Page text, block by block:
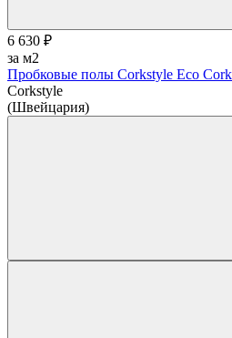
6 630 ₽
за м2
Пробковые полы Corkstyle Eco
Corkstyle
(Швейцария)